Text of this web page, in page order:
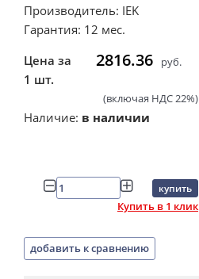
Производитель: IEK
Гарантия: 12 мес.
Цена за
1 шт.
2816.36 руб.
(включая НДС 22%)
Наличие: в наличии
купить
Купить в 1 клик
добавить к сравнению